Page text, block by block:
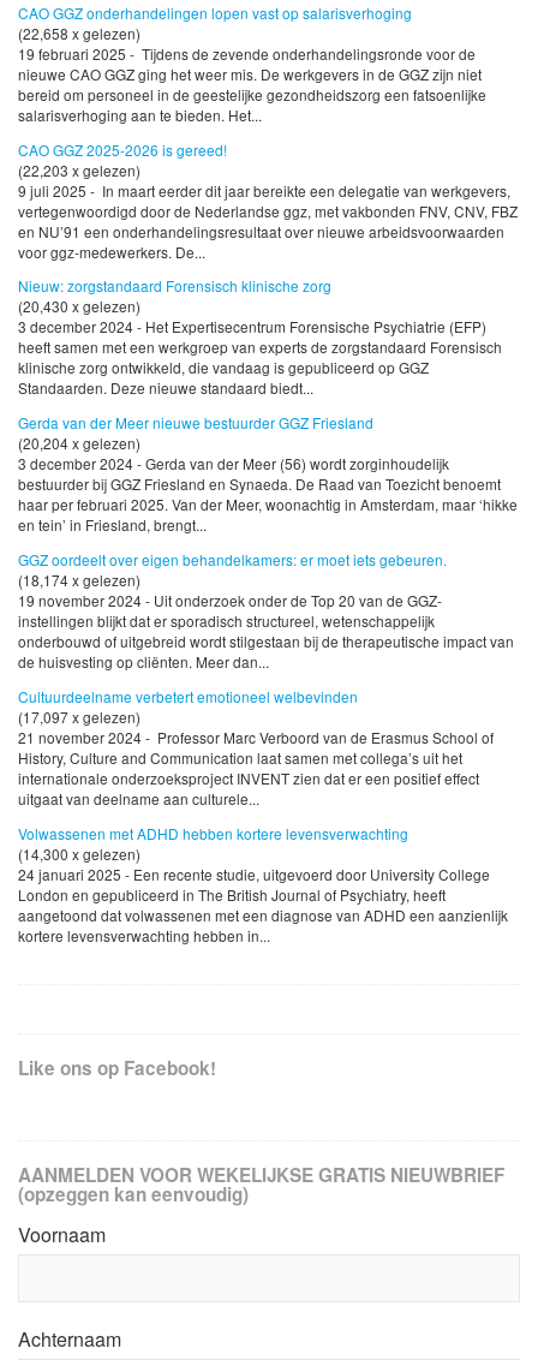
CAO GGZ onderhandelingen lopen vast op salarisverhoging
(22,658 x gelezen)
19 februari 2025 - Tijdens de zevende onderhandelingsronde voor de
nieuwe CAO GGZ ging het weer mis. De werkgevers in de GGZ zijn niet
bereid om personeel in de geestelijke gezondheidszorg een fatsoenlijke
salarisverhoging aan te bieden. Het...
CAO GGZ 2025-2026 is gereed!
(22,203 x gelezen)
9 juli 2025 - In maart eerder dit jaar bereikte een delegatie van werkgevers,
vertegenwoordigd door de Nederlandse ggz, met vakbonden FNV, CNV, FBZ
en NU’91 een onderhandelingsresultaat over nieuwe arbeidsvoorwaarden
voor ggz-medewerkers. De...
Nieuw: zorgstandaard Forensisch klinische zorg
(20,430 x gelezen)
3 december 2024 - Het Expertisecentrum Forensische Psychiatrie (EFP)
heeft samen met een werkgroep van experts de zorgstandaard Forensisch
klinische zorg ontwikkeld, die vandaag is gepubliceerd op GGZ
Standaarden. Deze nieuwe standaard biedt...
Gerda van der Meer nieuwe bestuurder GGZ Friesland
(20,204 x gelezen)
3 december 2024 - Gerda van der Meer (56) wordt zorginhoudelijk
bestuurder bij GGZ Friesland en Synaeda. De Raad van Toezicht benoemt
haar per februari 2025. Van der Meer, woonachtig in Amsterdam, maar ‘hikke
en tein’ in Friesland, brengt...
GGZ oordeelt over eigen behandelkamers: er moet iets gebeuren.
(18,174 x gelezen)
19 november 2024 - Uit onderzoek onder de Top 20 van de GGZ-
instellingen blijkt dat er sporadisch structureel, wetenschappelijk
onderbouwd of uitgebreid wordt stilgestaan bij de therapeutische impact van
de huisvesting op cliënten. Meer dan...
Cultuurdeelname verbetert emotioneel welbevinden
(17,097 x gelezen)
21 november 2024 - Professor Marc Verboord van de Erasmus School of
History, Culture and Communication laat samen met collega’s uit het
internationale onderzoeksproject INVENT zien dat er een positief effect
uitgaat van deelname aan culturele...
Volwassenen met ADHD hebben kortere levensverwachting
(14,300 x gelezen)
24 januari 2025 - Een recente studie, uitgevoerd door University College
London en gepubliceerd in The British Journal of Psychiatry, heeft
aangetoond dat volwassenen met een diagnose van ADHD een aanzienlijk
kortere levensverwachting hebben in...
Like ons op Facebook!
AANMELDEN VOOR WEKELIJKSE GRATIS NIEUWBRIEF
(opzeggen kan eenvoudig)
Voornaam
Achternaam